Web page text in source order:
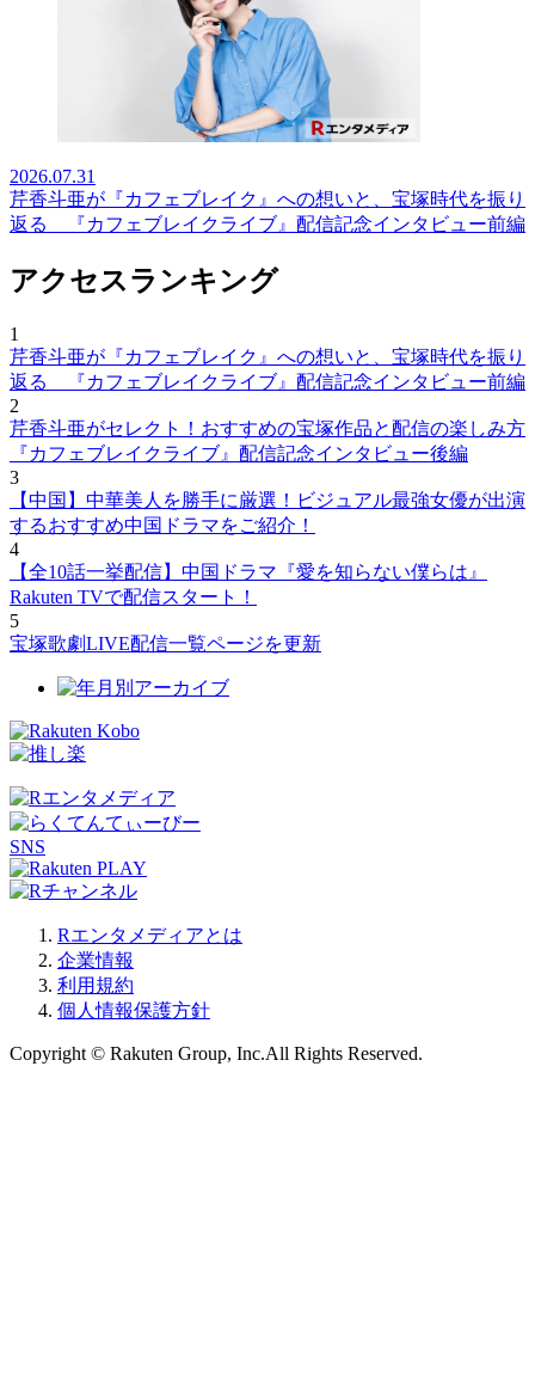
2026.07.31
芹香斗亜が『カフェブレイク』への想いと、宝塚時代を振り
返る 『カフェブレイクライブ』配信記念インタビュー前編
アクセスランキング
1
芹香斗亜が『カフェブレイク』への想いと、宝塚時代を振り
返る 『カフェブレイクライブ』配信記念インタビュー前編
2
芹香斗亜がセレクト！おすすめの宝塚作品と配信の楽しみ方
『カフェブレイクライブ』配信記念インタビュー後編
3
【中国】中華美人を勝手に厳選！ビジュアル最強女優が出演
するおすすめ中国ドラマをご紹介！
4
【全10話一挙配信】中国ドラマ『愛を知らない僕らは』
Rakuten TVで配信スタート！
5
宝塚歌劇LIVE配信一覧ページを更新
SNS
Rエンタメディアとは
企業情報
利用規約
個人情報保護方針
Copyright © Rakuten Group, Inc.All Rights Reserved.